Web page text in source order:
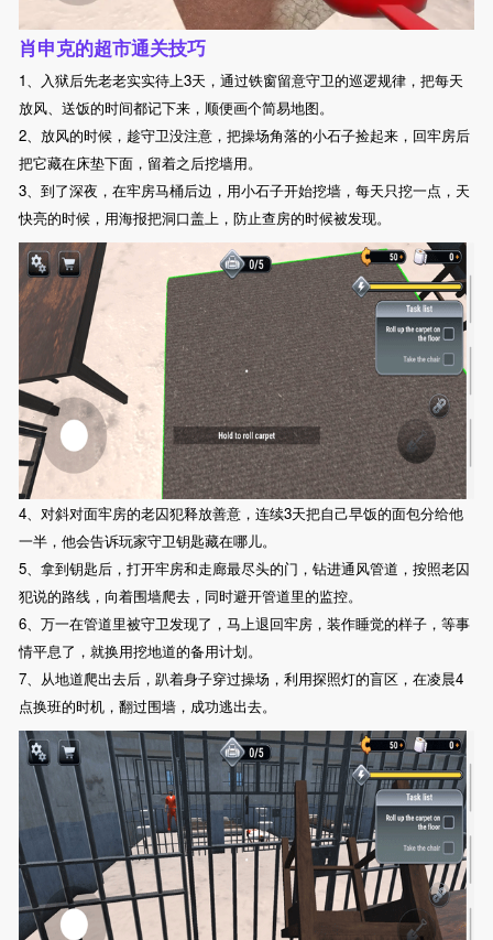
肖申克的超市通关技巧
1、入狱后先老老实实待上3天，通过铁窗留意守卫的巡逻规律，把每天
放风、送饭的时间都记下来，顺便画个简易地图。
2、放风的时候，趁守卫没注意，把操场角落的小石子捡起来，回牢房后
把它藏在床垫下面，留着之后挖墙用。
3、到了深夜，在牢房马桶后边，用小石子开始挖墙，每天只挖一点，天
快亮的时候，用海报把洞口盖上，防止查房的时候被发现。
4、对斜对面牢房的老囚犯释放善意，连续3天把自己早饭的面包分给他
一半，他会告诉玩家守卫钥匙藏在哪儿。
5、拿到钥匙后，打开牢房和走廊最尽头的门，钻进通风管道，按照老囚
犯说的路线，向着围墙爬去，同时避开管道里的监控。
6、万一在管道里被守卫发现了，马上退回牢房，装作睡觉的样子，等事
情平息了，就换用挖地道的备用计划。
7、从地道爬出去后，趴着身子穿过操场，利用探照灯的盲区，在凌晨4
点换班的时机，翻过围墙，成功逃出去。